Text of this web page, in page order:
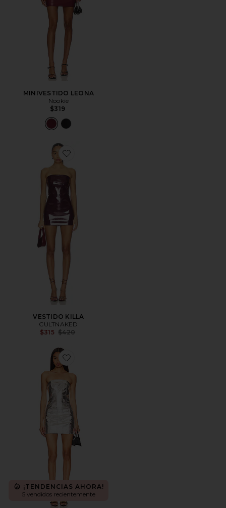
MINIVESTIDO LEONA
Nookie
$319
Favorite VESTIDO KILLA
VESTIDO KILLA
CULTNAKED
$315 Previous price:
$420
Favorite VESTIDO MERCURY
¡TENDENCIAS AHORA!
5 vendidos recientemente